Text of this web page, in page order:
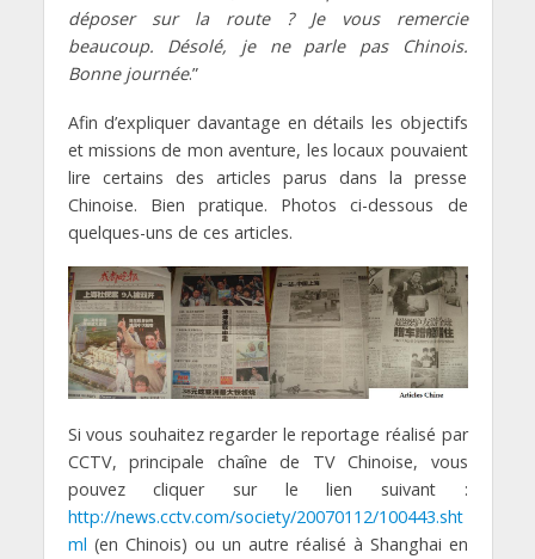
déposer sur la route ? Je vous remercie
beaucoup. Désolé, je ne parle pas Chinois.
Bonne journée.”
Afin d’expliquer davantage en détails les objectifs
et missions de mon aventure, les locaux pouvaient
lire certains des articles parus dans la presse
Chinoise. Bien pratique. Photos ci-dessous de
quelques-uns de ces articles.
Si vous souhaitez regarder le reportage réalisé par
CCTV, principale chaîne de TV Chinoise, vous
pouvez cliquer sur le lien suivant :
http://news.cctv.com/society/20070112/100443.sht
ml (en Chinois) ou un autre réalisé à Shanghai en